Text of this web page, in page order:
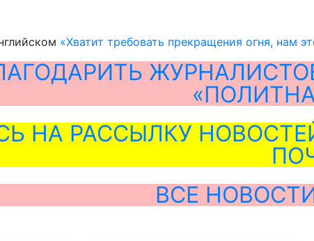
«Хватит требовать прекращения огня,
НА РАССЫЛКУ
ВСЕ